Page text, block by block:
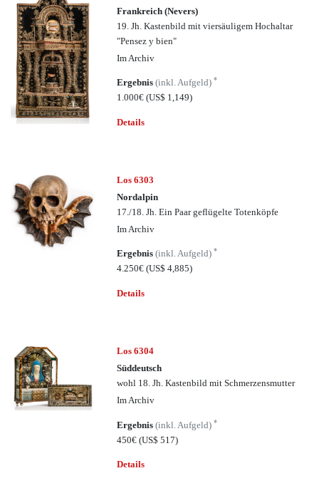
Frankreich (Nevers)
19. Jh. Kastenbild mit viersäuligem Hochaltar
"Pensez y bien"
Im Archiv
Ergebnis(inkl. Aufgeld)*
1.000€(US$ 1,149)
Details
Los 6303
Nordalpin
17./18. Jh. Ein Paar geflügelte Totenköpfe
Im Archiv
Ergebnis(inkl. Aufgeld)*
4.250€(US$ 4,885)
Details
Los 6304
Süddeutsch
wohl 18. Jh. Kastenbild mit Schmerzensmutter
Im Archiv
Ergebnis(inkl. Aufgeld)*
450€(US$ 517)
Details